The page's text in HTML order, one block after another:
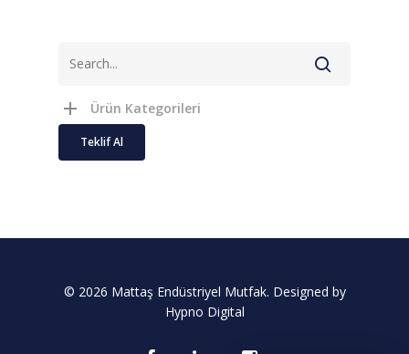
Ürün Kategorileri
Teklif Al
© 2026 Mattaş Endüstriyel Mutfak. Designed by
Hypno Digital